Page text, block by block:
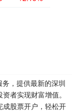
，提供最新的深圳
者实现财富增值。
成股票开户，轻松开